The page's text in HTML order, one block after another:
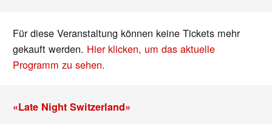
Für diese Veranstaltung können keine Tickets mehr
gekauft werden. Hier klicken, um das aktuelle
Programm zu sehen.
«Late Night Switzerland»